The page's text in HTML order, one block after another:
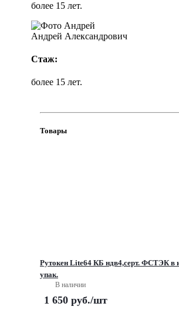
более 15 лет.
Андрей Александрович
Стаж:
более 15 лет.
Товары
Рутокен Lite64 КБ ндв4,серт. ФСТЭК в
упак.
В наличии
1 650 руб./шт